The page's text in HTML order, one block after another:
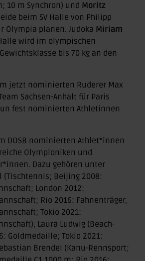
10 m Synchron) und Moritz
beim SV Halle von Philipp
Olympia planen. Judoka Miriam
wird im olympischen
bis 70 kg an den
jetzt nominierten Ruderer Max
Sachsen-Anhalt für Paris
fest nominierten Athletinnen
DOSB nominierten Athlet*innen
Olympioniken und
Dazu gehören unter
(Tischtennis; Beijing 2008:
London 2012:
Rio 2016: Fahnenträger,
Tokio 2021:
Laura Ludwig (Beach-
Goldmedaille; Tokio 2021:
Brendel (Kanu-Rennsport;